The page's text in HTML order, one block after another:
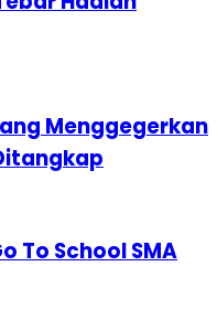
Menggegerkan
To School SMA